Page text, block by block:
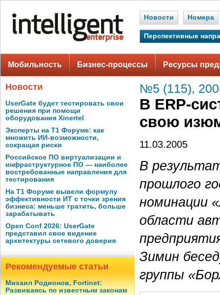
Новости Номера
Перспективные
Мобильность Бизнес-процессы Ресурсы
Новости
UserGate будет тестировать свои
решения при помощи
оборудования Xinertel
Эксперты на Т1 Форуме: как
множить ИИ-возможности,
сокращая риски
Российское ПО виртуализации и
инфраструктурное ПО — наиболее
востребованные направления для
тестирования
На Т1 Форуме вывели формулу
эффективности ИТ с точки зрения
бизнеса: меньше тратить, больше
зарабатывать
Open Conf 2026: UserGate
представил свое видение
архитектуры сетевого доверия
Рекомендуемые статьи
Михаил Родионов, Fortinet:
Развиваясь по известным законам
№5 (115),
В ERP-
свою
11.03.2005
В
прошлого
номинации
области
Зимин
группы